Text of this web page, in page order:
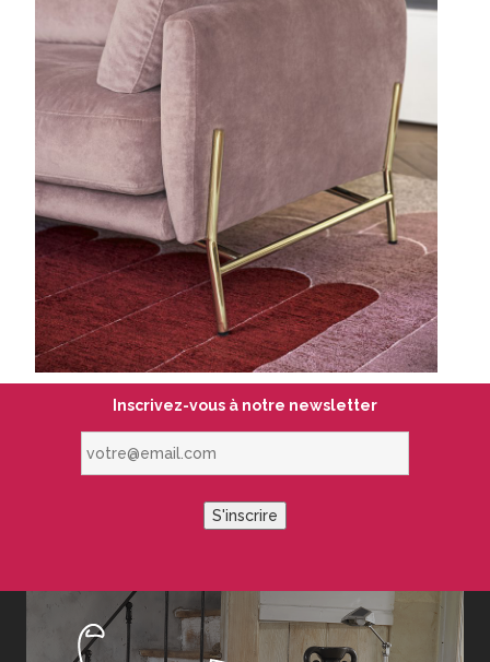
Inscrivez-vous à notre newsletter
S'inscrire